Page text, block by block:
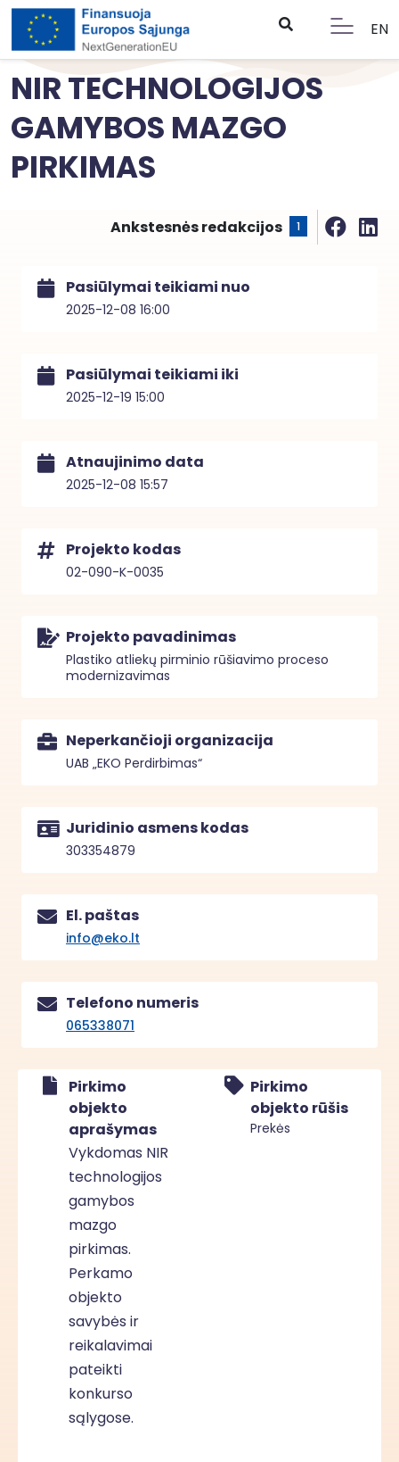
EN
NIR TECHNOLOGIJOS
GAMYBOS MAZGO
PIRKIMAS
Ankstesnės redakcijos 1
Pasiūlymai teikiami nuo
2025-12-08 16:00
Pasiūlymai teikiami iki
2025-12-19 15:00
Atnaujinimo data
2025-12-08 15:57
Projekto kodas
02-090-K-0035
Projekto pavadinimas
Plastiko atliekų pirminio rūšiavimo proceso
modernizavimas
Neperkančioji organizacija
UAB „EKO Perdirbimas“
Juridinio asmens kodas
303354879
El. paštas
info@eko.lt
Telefono numeris
065338071
Pirkimo
objekto
aprašymas
Vykdomas NIR
technologijos
gamybos
mazgo
pirkimas.
Perkamo
objekto
savybės ir
reikalavimai
pateikti
konkurso
sąlygose.
Pirkimo
objekto rūšis
Prekės